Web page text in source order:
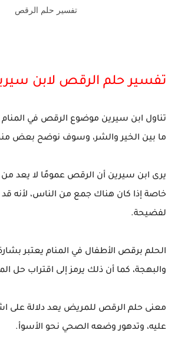
تفسير حلم الرقص
تفسير حلم الرقص لابن
تناول ابن سيرين موضوع الرقص في المنام
ما بين الخير والشر، وسوف نوضح بعض
يرى ابن سيرين أن الرقص عمومًا لا يعد من
خاصة إذا كان هناك جمع من الناس، لأنه
لفضيحة.
الحلم برقص الأطفال في المنام يعتبر
والبهجة، كما أن ذلك يرمز إلى اقتراب حل
معنى حلم الرقص للمريض يعد دلالة على
عليه، وتدهور وضعه الصحي نحو الأسوأ.